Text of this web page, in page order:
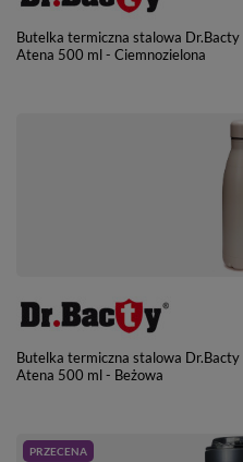
Butelka termiczna stalowa Dr.Bacty
Atena 500 ml - Ciemnozielona
Butelka termiczna stalowa Dr.Bacty
Atena 500 ml - Beżowa
PRZECENA